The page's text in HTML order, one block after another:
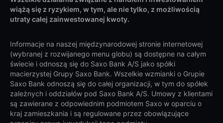
wiążą się z ryzykiem, w tym, ale nie tylko, z możliwością
utraty całej zainwestowanej kwoty.
Informacje na naszej międzynarodowej stronie internetowej
(wybranej z rozwijanego menu globu) są dostępne na całym
świecie i odnoszą się do Saxo Bank A/S jako spółki
macierzystej Grupy Saxo Bank. Wszelkie wzmianki o Grupie
Saxo Bank odnoszą się do całej organizacji, w tym do spółek
zależnych i oddziałów pod Saxo Bank A/S. Umowy z klientami
są zawierane z odpowiednim podmiotem Saxo w oparciu o
kraj zamieszkania i są regulowane przez obowiązujące